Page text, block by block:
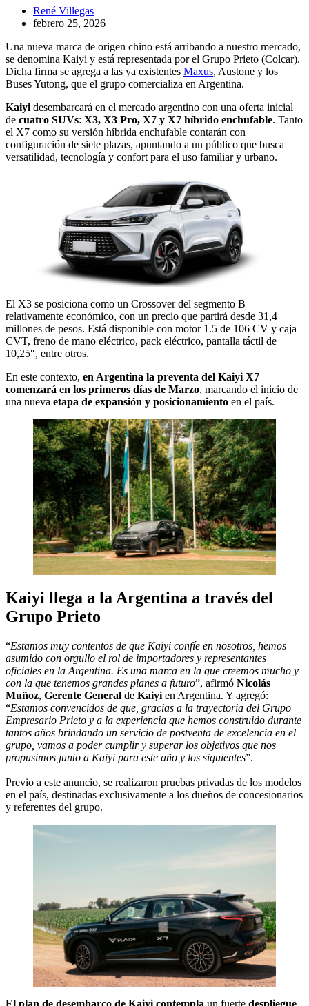
René Villegas
febrero 25, 2026
Una nueva marca de origen chino está arribando a nuestro mercado,
se denomina Kaiyi y está representada por el Grupo Prieto (Colcar).
Dicha firma se agrega a las ya existentes Maxus, Austone y los
Buses Yutong, que el grupo comercializa en Argentina.
Kaiyi desembarcará en el mercado argentino con una oferta inicial
de cuatro SUVs: X3, X3 Pro, X7 y X7 híbrido enchufable. Tanto
el X7 como su versión híbrida enchufable contarán con
configuración de siete plazas, apuntando a un público que busca
versatilidad, tecnología y confort para el uso familiar y urbano.
El X3 se posiciona como un Crossover del segmento B
relativamente económico, con un precio que partirá desde 31,4
millones de pesos. Está disponible con motor 1.5 de 106 CV y caja
CVT, freno de mano eléctrico, pack eléctrico, pantalla táctil de
10,25″, entre otros.
En este contexto, en Argentina la preventa del Kaiyi X7
comenzará en los primeros días de Marzo, marcando el inicio de
una nueva etapa de expansión y posicionamiento en el país.
Kaiyi llega a la Argentina a través del
Grupo Prieto
“Estamos muy contentos de que Kaiyi confíe en nosotros, hemos
asumido con orgullo el rol de importadores y representantes
oficiales en la Argentina. Es una marca en la que creemos mucho y
con la que tenemos grandes planes a futuro”, afirmó Nicolás
Muñoz, Gerente General de Kaiyi en Argentina. Y agregó:
“Estamos convencidos de que, gracias a la trayectoria del Grupo
Empresario Prieto y a la experiencia que hemos construido durante
tantos años brindando un servicio de postventa de excelencia en el
grupo, vamos a poder cumplir y superar los objetivos que nos
propusimos junto a Kaiyi para este año y los siguientes”.
Previo a este anuncio, se realizaron pruebas privadas de los modelos
en el país, destinadas exclusivamente a los dueños de concesionarios
y referentes del grupo.
El plan de desembarco de Kaiyi contempla un fuerte despliegue